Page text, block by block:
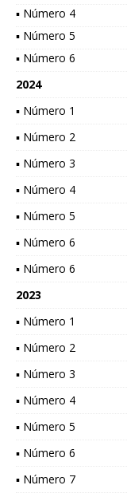
▪ Número 4
▪ Número 5
▪ Número 6
2024
▪ Número 1
▪ Número 2
▪ Número 3
▪ Número 4
▪ Número 5
▪ Número 6
▪ Número 6
2023
▪ Número 1
▪ Número 2
▪ Número 3
▪ Número 4
▪ Número 5
▪ Número 6
▪ Número 7